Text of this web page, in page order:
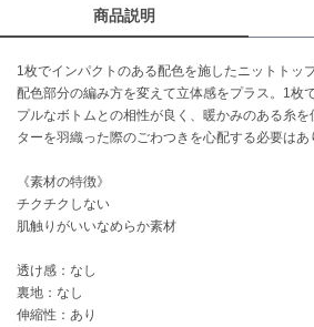
Clarks Premium
クラークス
CODE A
COLE HAAN
コール ハーン
CONVERSE
コンバース
商品説明
1枚でインパクトのある配色を施したニットトッ
配色部分の編み方を変えて立体感をプラス。1枚
プルなボトムとの相性が良く、暖かみのある糸
ターを羽織った際のごわつきを心配する必要はあ
《素材の特徴》
チクチクしない
肌触りがいいなめらか素材
透け感：なし
裏地：なし
伸縮性：あり